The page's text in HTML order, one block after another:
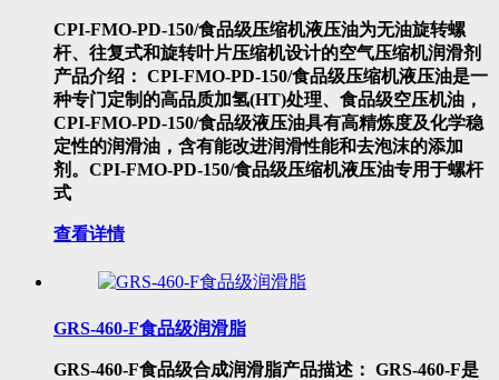
CPI-FMO-PD-150/食品级压缩机液压油为无油旋转螺
杆、往复式和旋转叶片压缩机设计的空气压缩机润滑剂
产品介绍： CPI-FMO-PD-150/食品级压缩机液压油是一
种专门定制的高品质加氢(HT)处理、食品级空压机油，
CPI-FMO-PD-150/食品级液压油具有高精炼度及化学稳
定性的润滑油，含有能改进润滑性能和去泡沫的添加
剂。CPI-FMO-PD-150/食品级压缩机液压油专用于螺杆
式
查看详情
GRS-460-F食品级润滑脂
GRS-460-F食品级合成润滑脂产品描述： GRS-460-F是